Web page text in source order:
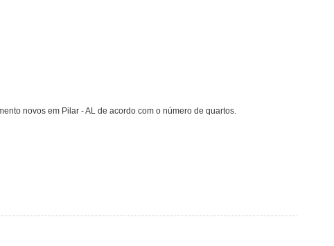
novos em Pilar - AL de acordo com o número de quartos.